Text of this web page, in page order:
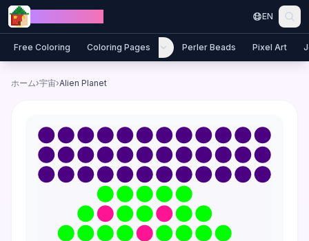
Skip to content
EN
Free Coloring Coloring Pages Perler Beads Pixel Art
ホーム›宇宙›Alien Planet